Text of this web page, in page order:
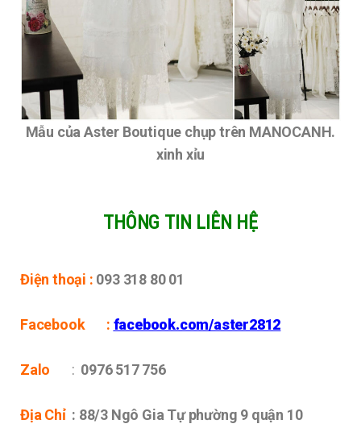
Mẫu của Aster Boutique chụp trên MANOCANH.
xinh xỉu
THÔNG TIN LIÊN HỆ
Điện thoại : 093 318 80 01
Facebook : facebook.com/aster2812
Zalo : 0976 517 756
Địa Chỉ : 88/3 Ngô Gia Tự phường 9 quận 10